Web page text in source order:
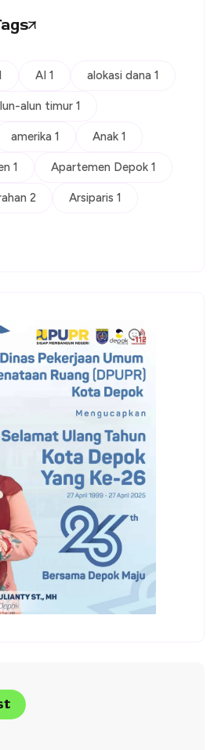
AI 1 alokasi dana 1
alun timur 1
amerika 1 Anak 1
1 Apartemen Depok 1
2 Arsiparis 1